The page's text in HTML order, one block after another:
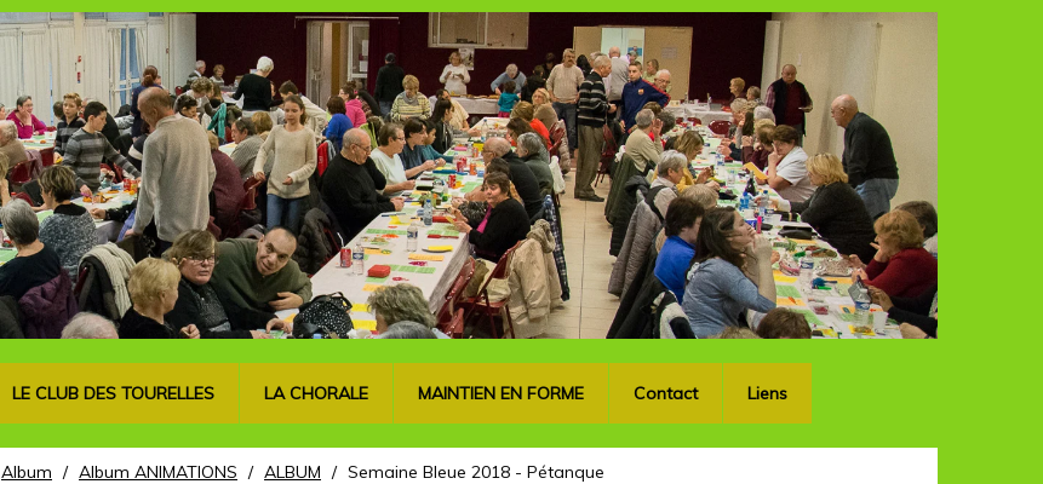
LE CLUB DES TOURELLES LA CHORALE MAINTIEN EN FORME Contact Liens
Album / Album ANIMATIONS / ALBUM / Semaine Bleue 2018 - Pétanque